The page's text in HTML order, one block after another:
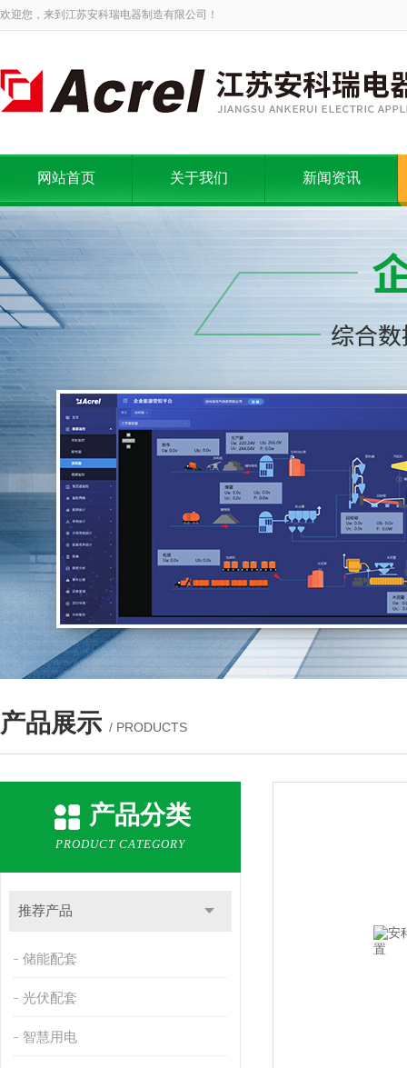
欢迎您，来到江苏安科瑞电器制造有限公司！
网站首页 关于我们 新闻资讯
产品展示 / PRODUCTS
产品分类
PRODUCT CATEGORY
推荐产品
储能配套
光伏配套
智慧用电